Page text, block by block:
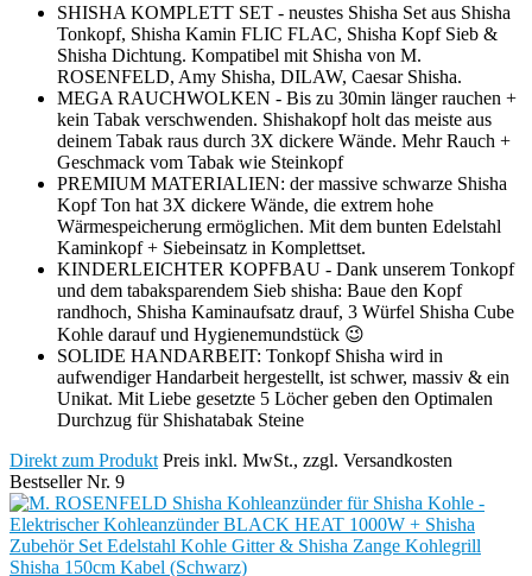
SHISHA KOMPLETT SET - neustes Shisha Set aus Shisha
Tonkopf, Shisha Kamin FLIC FLAC, Shisha Kopf Sieb &
Shisha Dichtung. Kompatibel mit Shisha von M.
ROSENFELD, Amy Shisha, DILAW, Caesar Shisha.
MEGA RAUCHWOLKEN - Bis zu 30min länger rauchen +
kein Tabak verschwenden. Shishakopf holt das meiste aus
deinem Tabak raus durch 3X dickere Wände. Mehr Rauch +
Geschmack vom Tabak wie Steinkopf
PREMIUM MATERIALIEN: der massive schwarze Shisha
Kopf Ton hat 3X dickere Wände, die extrem hohe
Wärmespeicherung ermöglichen. Mit dem bunten Edelstahl
Kaminkopf + Siebeinsatz in Komplettset.
KINDERLEICHTER KOPFBAU - Dank unserem Tonkopf
und dem tabaksparendem Sieb shisha: Baue den Kopf
randhoch, Shisha Kaminaufsatz drauf, 3 Würfel Shisha Cube
Kohle darauf und Hygienemundstück 😉
SOLIDE HANDARBEIT: Tonkopf Shisha wird in
aufwendiger Handarbeit hergestellt, ist schwer, massiv & ein
Unikat. Mit Liebe gesetzte 5 Löcher geben den Optimalen
Durchzug für Shishatabak Steine
Direkt zum Produkt Preis inkl. MwSt., zzgl. Versandkosten
Bestseller Nr. 9